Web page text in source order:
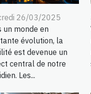
26/03/2025
un monde en
évolution, la
est devenue un
central de notre
Les...